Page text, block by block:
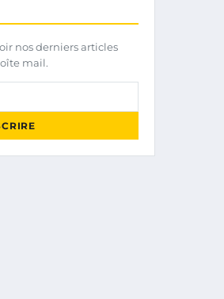
nos derniers articles
mail.